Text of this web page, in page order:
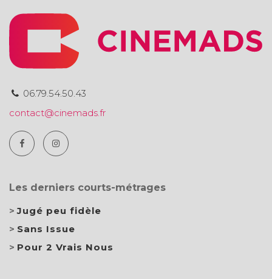
06.79.54.50.43
contact@cinemads.fr
Les derniers courts-métrages
Jugé peu fidèle
Sans Issue
Pour 2 Vrais Nous